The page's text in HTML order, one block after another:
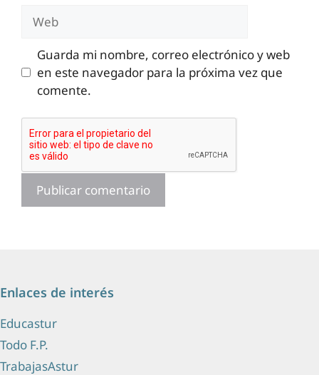
Guarda mi nombre, correo electrónico y web
en este navegador para la próxima vez que
comente.
Enlaces de interés
Educastur
Todo F.P.
TrabajasAstur